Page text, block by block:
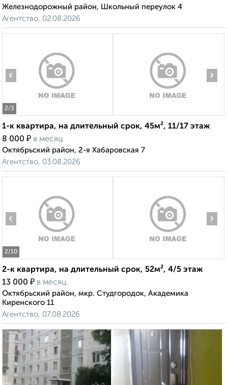
Железнодорожный район, Школьный переулок 4
Агентство, 02.08.2026
2/3
‹ ›
1-к квартира, на длительный срок, 45м², 11/17 этаж
8 000 ₽ в месяц
Октябрьский район, 2-я Хабаровская 7
Агентство, 03.08.2026
2/10
‹ ›
2-к квартира, на длительный срок, 52м², 4/5 этаж
13 000 ₽ в месяц
Октябрьский район, мкр. Студгородок, Академика
Киренского 11
Агентство, 07.08.2026